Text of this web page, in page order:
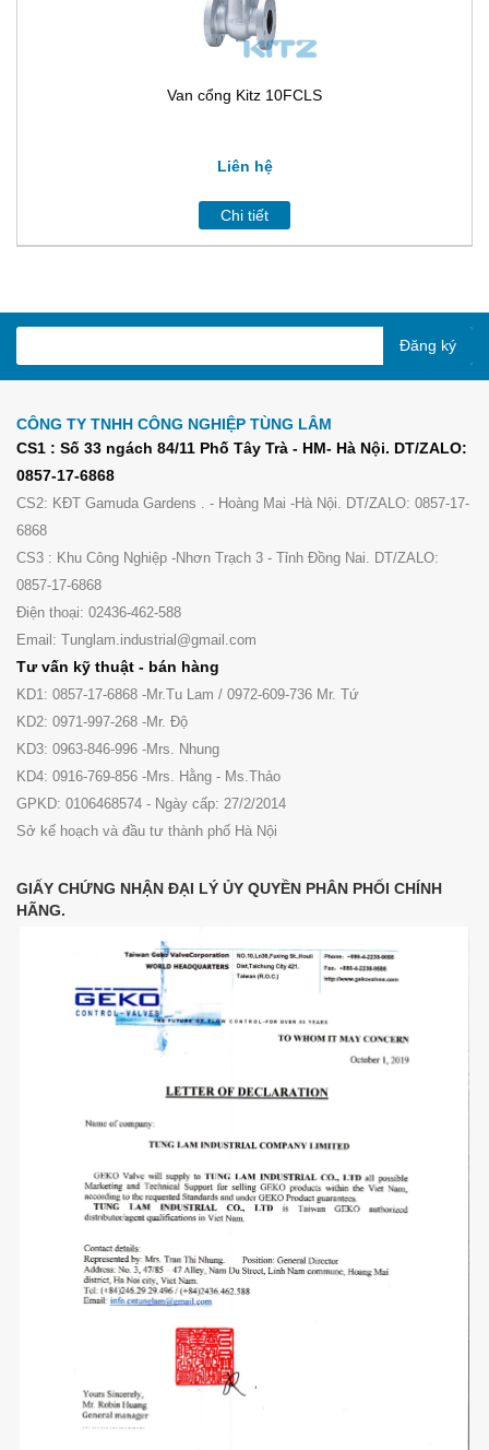
Van cổng Kitz 10FCLS
Liên hệ
Chi tiết
Đăng ký
CÔNG TY TNHH CÔNG NGHIỆP TÙNG LÂM
CS1 : Số 33 ngách 84/11 Phố Tây Trà - HM- Hà Nội. DT/ZALO:
0857-17-6868
CS2: KĐT Gamuda Gardens . - Hoàng Mai -Hà Nội. DT/ZALO: 0857-17-
6868
CS3 : Khu Công Nghiệp -Nhơn Trạch 3 - Tỉnh Đồng Nai. DT/ZALO:
0857-17-6868
Điện thoại: 02436-462-588
Email: Tunglam.industrial@gmail.com
Tư vấn kỹ thuật - bán hàng
KD1: 0857-17-6868 -Mr.Tu Lam / 0972-609-736 Mr. Tứ
KD2: 0971-997-268 -Mr. Độ
KD3: 0963-846-996 -Mrs. Nhung
KD4: 0916-769-856 -Mrs. Hằng - Ms.Thảo
GPKD: 0106468574 - Ngày cấp: 27/2/2014
Sở kế hoạch và đầu tư thành phố Hà Nội
GIẤY CHỨNG NHẬN ĐẠI LÝ ỦY QUYỀN PHÂN PHỐI CHÍNH
HÃNG.